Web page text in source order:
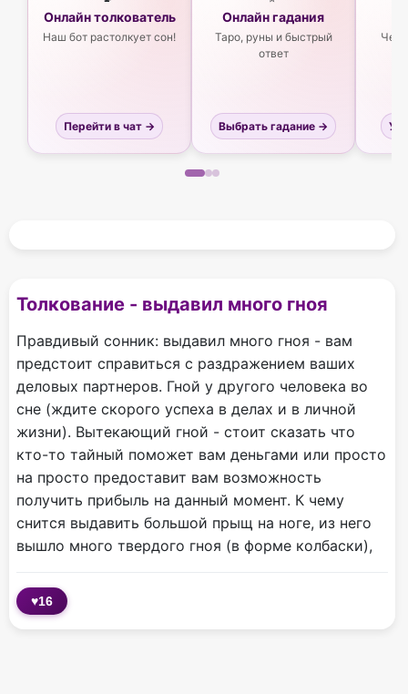
Онлайн толкователь
Наш бот растолкует сон!
Перейти в чат →
Онлайн гадания
Таро, руны и быстрый
ответ
Выбрать гадание →
Толкование - выдавил много гноя
Правдивый сонник: выдавил много гноя - вам
предстоит справиться с раздражением ваших
деловых партнеров. Гной у другого человека во
сне (ждите скорого успеха в делах и в личной
жизни). Вытекающий гной - стоит сказать что
кто-то тайный поможет вам деньгами или просто
на просто предоставит вам возможность
получить прибыль на данный момент. К чему
снится выдавить большой прыщ на ноге, из него
вышло много твердого гноя (в форме колбаски),
♥16